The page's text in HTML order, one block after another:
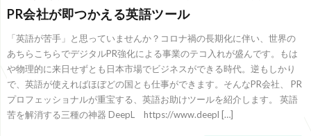
PR会社が即つかえる英語ツール
「英語が苦手」と思っていませんか？コロナ禍の長期化に伴い、世界の
あちらこちらでデジタルPR強化による事業のテコ入れが盛んです。もは
や物理的に来日せずとも日本市場でビジネスができる時代。逆もしかり
で、英語が使えればほぼどの国とも仕事ができます。そんなPR会社、 PR
プロフェッショナルが重宝する、英語お助けツールを紹介します。 英語
苦を解消する三種の神器 DeepL https://www.deepl […]